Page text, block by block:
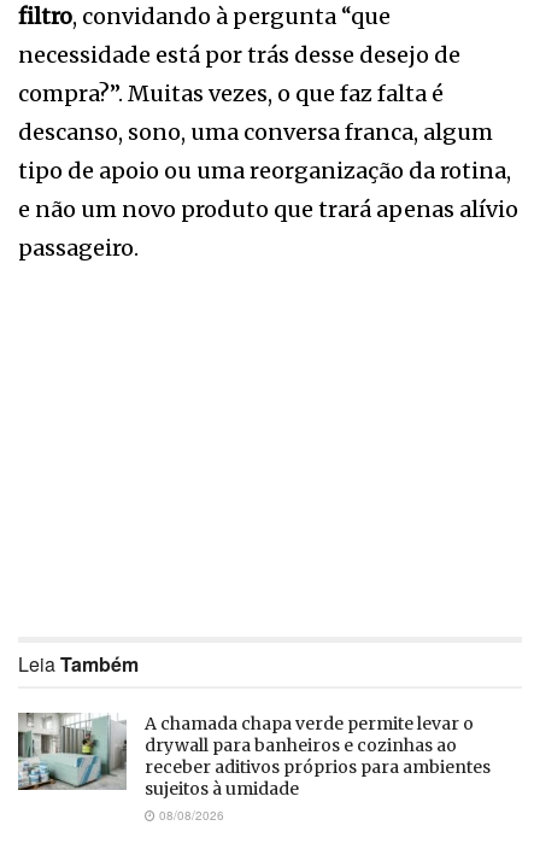
filtro, convidando à pergunta “que
necessidade está por trás desse desejo de
compra?”. Muitas vezes, o que faz falta é
descanso, sono, uma conversa franca, algum
tipo de apoio ou uma reorganização da rotina,
e não um novo produto que trará apenas alívio
passageiro.
LeiaTambém
A chamada chapa verde permite levar o
drywall para banheiros e cozinhas ao
receber aditivos próprios para ambientes
sujeitos à umidade
08/08/2026